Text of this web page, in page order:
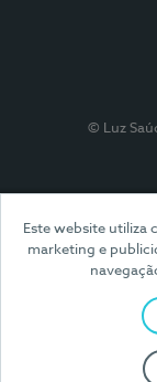
Este website utiliza
marketing e
© Luz